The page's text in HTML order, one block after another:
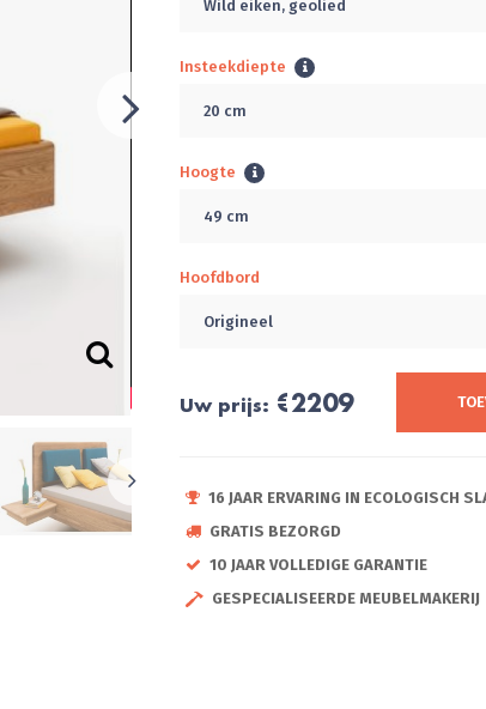
Wild eiken, geolied
Insteekdiepte
20 cm
Hoogte
49 cm
Hoofdbord
Origineel
Uw prijs: €2209
16 JAAR ERVARING IN ECOLOGISCH
GRATIS BEZORGD
10 JAAR VOLLEDIGE GARANTIE
GESPECIALISEERDE MEUBELMAKERIJ